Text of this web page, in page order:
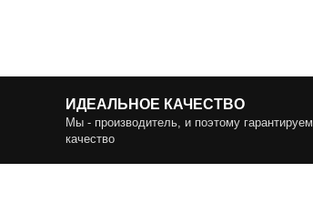
ИДЕАЛЬНОЕ КАЧЕСТВО
Мы - производитель, и поэтому гарантируем
качество